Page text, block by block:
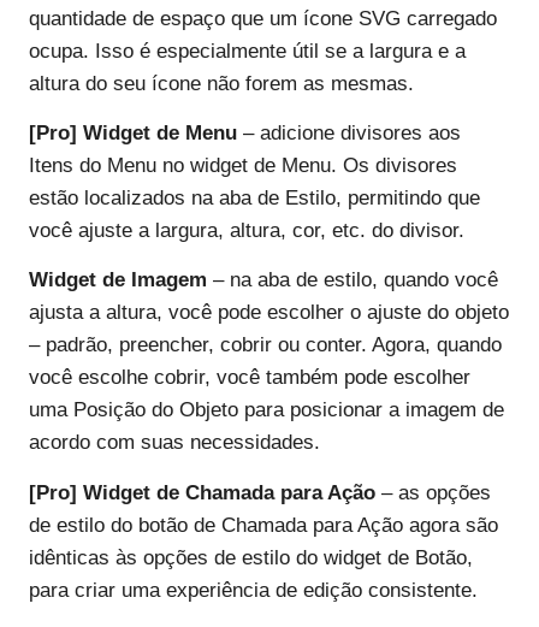
quantidade de espaço que um ícone SVG carregado
ocupa. Isso é especialmente útil se a largura e a
altura do seu ícone não forem as mesmas.
[Pro] Widget de Menu – adicione divisores aos
Itens do Menu no widget de Menu. Os divisores
estão localizados na aba de Estilo, permitindo que
você ajuste a largura, altura, cor, etc. do divisor.
Widget de Imagem – na aba de estilo, quando você
ajusta a altura, você pode escolher o ajuste do objeto
– padrão, preencher, cobrir ou conter. Agora, quando
você escolhe cobrir, você também pode escolher
uma Posição do Objeto para posicionar a imagem de
acordo com suas necessidades.
[Pro] Widget de Chamada para Ação – as opções
de estilo do botão de Chamada para Ação agora são
idênticas às opções de estilo do widget de Botão,
para criar uma experiência de edição consistente.